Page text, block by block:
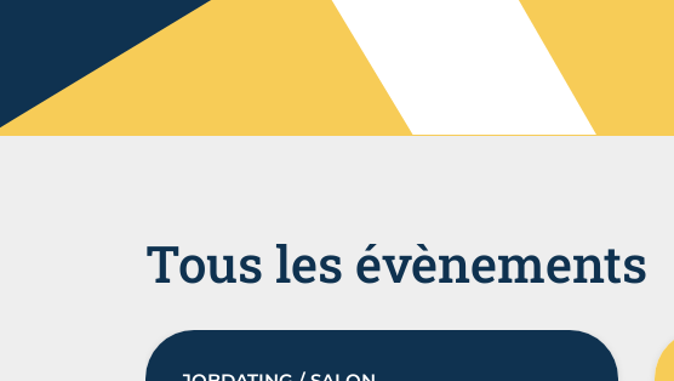
Tous les évènements